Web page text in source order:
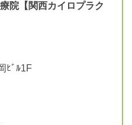
院【関西カイロプラク
ﾋﾞﾙ1F